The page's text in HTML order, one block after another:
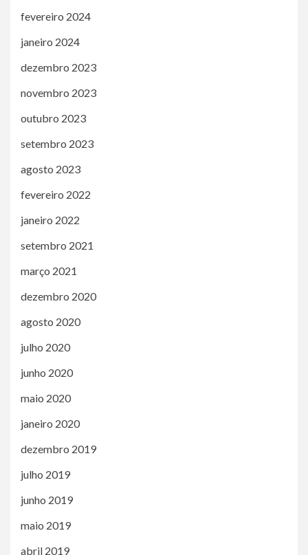
fevereiro 2024
janeiro 2024
dezembro 2023
novembro 2023
outubro 2023
setembro 2023
agosto 2023
fevereiro 2022
janeiro 2022
setembro 2021
março 2021
dezembro 2020
agosto 2020
julho 2020
junho 2020
maio 2020
janeiro 2020
dezembro 2019
julho 2019
junho 2019
maio 2019
abril 2019